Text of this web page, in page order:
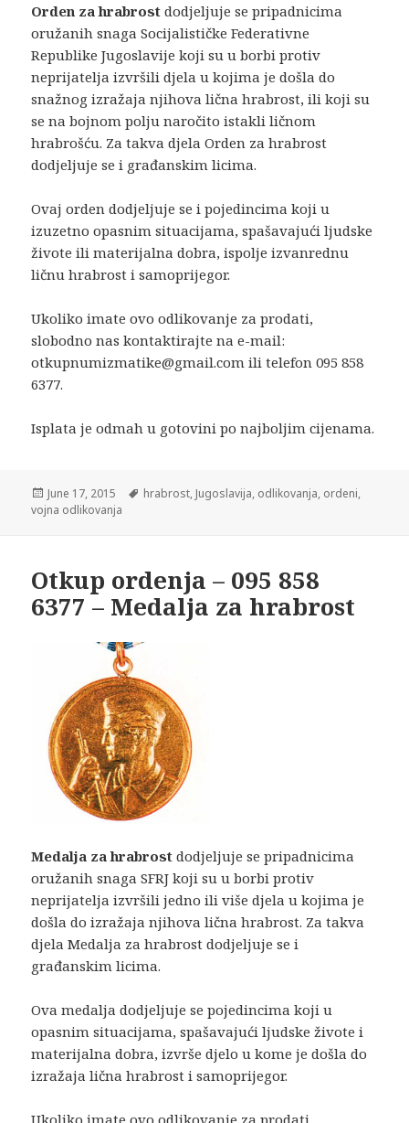
Orden za hrabrost dodjeljuje se pripad­nicima
oružanih snaga Socijalističke Fede­rativne
Republike Jugoslavije koji su u borbi protiv
neprijatelja izvršili djela u ko­jima je došla do
snažnog izražaja njihova lična hrabrost, ili koji su
se na bojnom polju naročito istakli ličnom
hrabrošću. Za takva djela Orden za hrabrost
dodjeljuje se i gra­đanskim licima.
Ovaj orden dodjeljuje se i pojedincima koji u
izuzetno opasnim situacijama, spa­šavajući ljudske
živote ili materijalna dobra, ispolje izvanrednu
ličnu hrabrost i samoprijegor.
Ukoliko imate ovo odlikovanje za prodati,
slobodno nas kontaktirajte na e-mail:
otkupnumizmatike@gmail.com ili telefon 095 858
6377.
Isplata je odmah u gotovini po najboljim cijenama.
Posted
on
June 17, 2015 Tags
hrabrost, Jugoslavija, odlikovanja, ordeni,
vojna odlikovanja
Otkup ordenja – 095 858
6377 – Medalja za hrabrost
Medalja za hrabrost dodjeljuje se pripadnicima
oružanih snaga SFRJ koji su u borbi protiv
neprijatelja izvršili jedno ili više djela u kojima je
došla do izražaja nji­hova lična hrabrost. Za takva
djela Me­dalja za hrabrost dodjeljuje se i
građanskim licima.
Ova medalja dodjeljuje se pojedincima koji u
opasnim situacijama, spašavajući ljudske živote i
materijalna dobra, izvrše djelo u kome je došla do
izražaja lična hrabrost i samoprijegor.
Ukoliko imate ovo odlikovanje za prodati,